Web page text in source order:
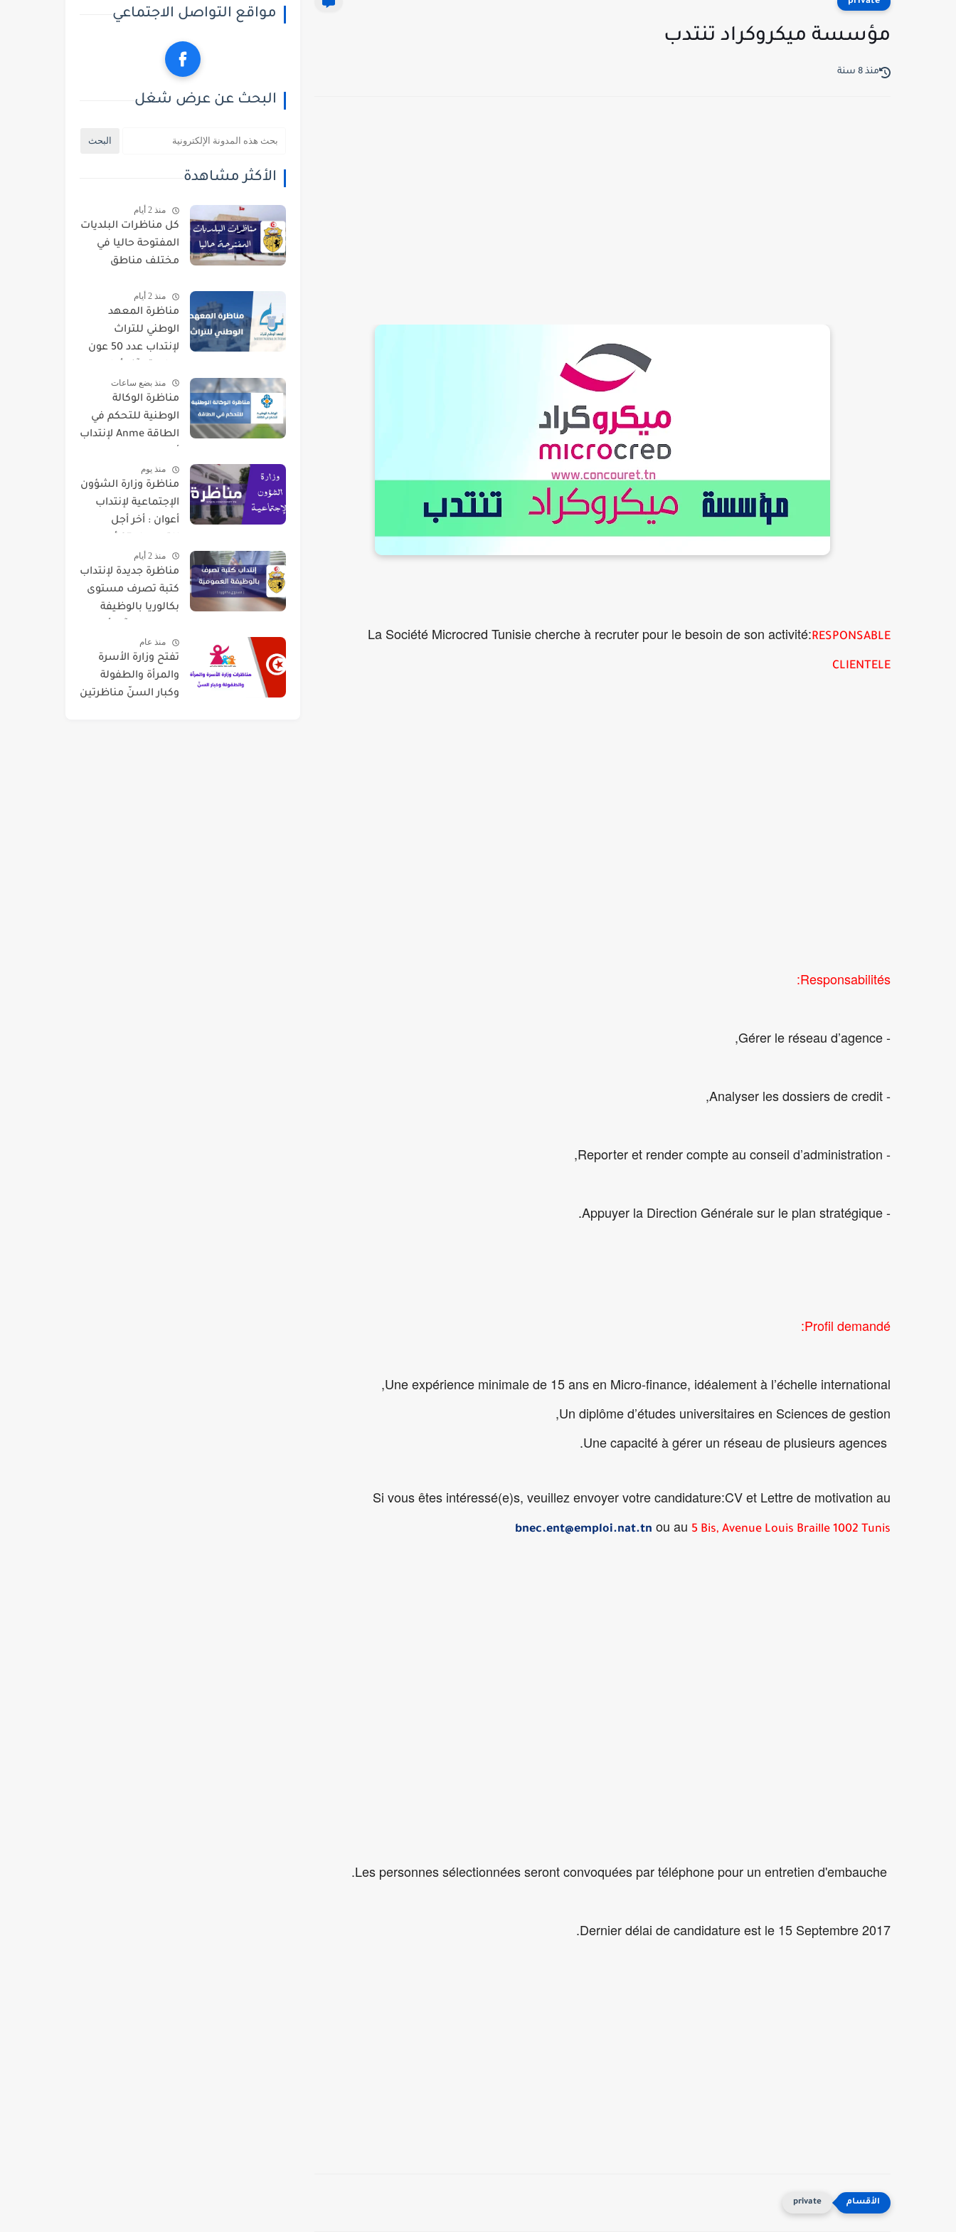
مؤسسة ميكروكراد تنتدب
منذ 8 سنة
La Société Microcred Tunisie cherche à recruter pour le besoin de son activité:RESPONSABLE
CLIENTELE
Responsabilités:
- Gérer le réseau d’agence,
- Analyser les dossiers de credit,
- Reporter et render compte au conseil d’administration,
- Appuyer la Direction Générale sur le plan stratégique.
Profil demandé:
Une expérience minimale de 15 ans en Micro-finance, idéalement à l’échelle international,
Un diplôme d’études universitaires en Sciences de gestion,
Si vous êtes intéressé(e)s, veuillez envoyer votre candidature:CV et Lettre de motivation au
bnec.ent@emploi.nat.tn ou au 5 Bis, Avenue Louis Braille 1002 Tunis
Dernier délai de candidature est le 15 Septembre 2017.
private
مواقع التواصل الاجتماعي
البحث عن عرض شغل
الأكثر مشاهدة
منذ 2 أيام
كل مناظرات البلديات
المفتوحة حاليا في
مختلف مناطق
منذ 2 أيام
مناظرة المعهد
الوطني للتراث
لإنتداب عدد 50 عون
للتسجيل 21 أوت
2026
منذ بضع ساعات
مناظرة الوكالة
الوطنية للتحكم في
الطاقة Anme لإنتداب
مختلفة
منذ يوم
مناظرة وزارة الشؤون
الإجتماعية لإنتداب
أعوان : أخر أجل
2026
منذ 2 أيام
مناظرة جديدة لإنتداب
كتبة تصرف مستوى
بكالوريا بالوظيفة
سبتمبر 2026
منذ عام
تفتح وزارة الأسرة
والمرأة والطفولة
وكبار السنّ مناظرتين